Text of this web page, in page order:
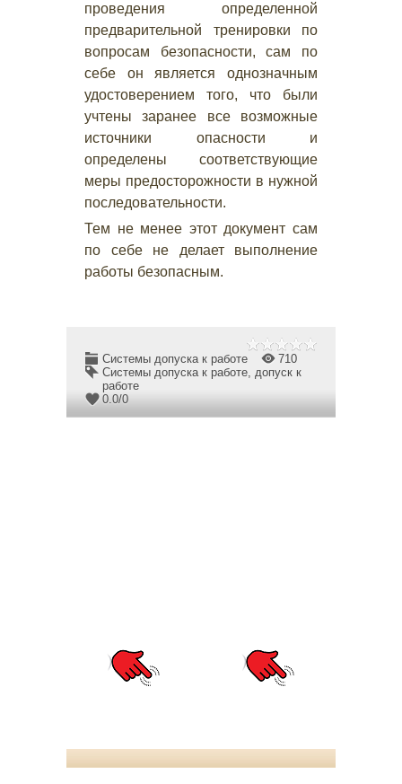
проведения определенной
предварительной тренировки по
вопросам безопасности, сам по
себе он является однозначным
удостоверением того, что были
учтены заранее все возможные
источники опасности и
определены соответствующие
меры предосторожности в нужной
последовательности.
Тем не менее этот документ сам
по себе не делает выполнение
работы безопасным.
Системы допуска к работе
710
Системы допуска к работе, допуск к
работе
0.0/0